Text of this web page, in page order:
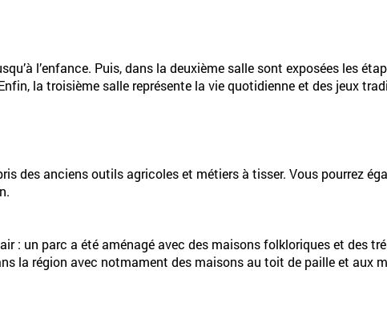
l’enfance. Puis, dans la deuxième salle sont exposées les
la troisième salle représente la vie quotidienne et des jeux
des anciens outils agricoles et métiers à tisser. Vous pourrez
: un parc a été aménagé avec des maisons folkloriques et des
la région avec notmament des maisons au toit de paille et aux